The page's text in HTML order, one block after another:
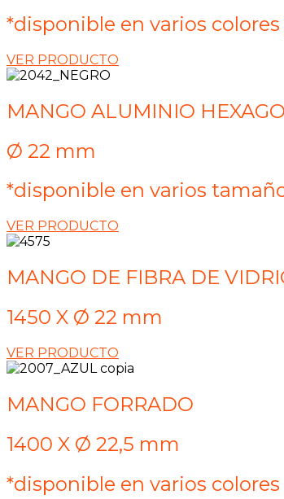
*disponible en varios
VER PRODUCTO
MANGO ALUMINIO
Ø 22 mm
*disponible en varios
VER PRODUCTO
MANGO DE FIBRA DE
1450 X Ø 22 mm
VER PRODUCTO
MANGO FORRADO
1400 X Ø 22,5 mm
*disponible en varios colores